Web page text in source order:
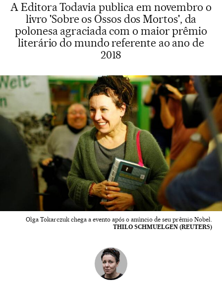
A Editora Todavia publica em novembro o
livro 'Sobre os Ossos dos Mortos', da
polonesa agraciada com o maior prêmio
literário do mundo referente ao ano de
2018
Olga Tokarczuk chega a evento após o anúncio de seu prêmio Nobel.
THILO SCHMUELGEN (REUTERS)